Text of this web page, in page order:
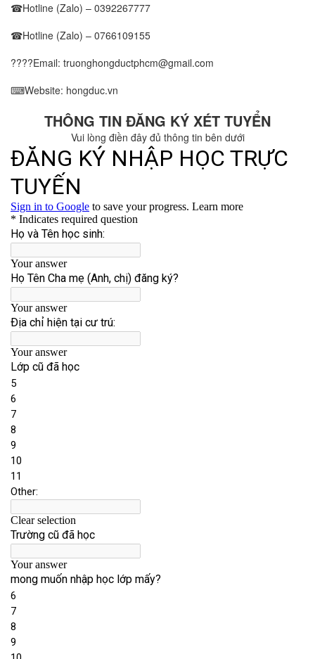
☎Hotline (Zalo) – 0392267777
☎Hotline (Zalo) – 0766109155
????Email: truonghongductphcm@gmail.com
⌨Website: hongduc.vn
THÔNG TIN ĐĂNG KÝ XÉT TUYỂN
Vui lòng điền đây đủ thông tin bên dưới